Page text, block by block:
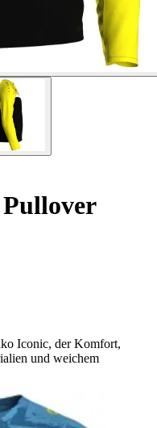
Pullover
Iconic, der Komfort,
und weichem